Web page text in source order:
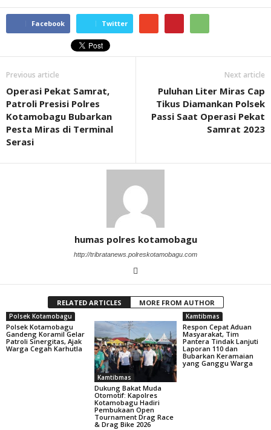
Facebook Twitter
Previous article
Operasi Pekat Samrat,
Patroli Presisi Polres
Kotamobagu Bubarkan
Pesta Miras di Terminal
Serasi
Next article
Puluhan Liter Miras Cap
Tikus Diamankan Polsek
Passi Saat Operasi Pekat
Samrat 2023
humas polres kotamobagu
http://tribratanews.polreskotamobagu.com
RELATED ARTICLES MORE FROM AUTHOR
Polsek Kotamobagu
Polsek Kotamobagu
Gandeng Koramil Gelar
Patroli Sinergitas, Ajak
Warga Cegah Karhutla
Kamtibmas
Dukung Bakat Muda
Otomotif: Kapolres
Kotamobagu Hadiri
Pembukaan Open
Tournament Drag Race
& Drag Bike 2026
Kamtibmas
Respon Cepat Aduan
Masyarakat, Tim
Pantera Tindak Lanjuti
Laporan 110 dan
Bubarkan Keramaian
yang Ganggu Warga